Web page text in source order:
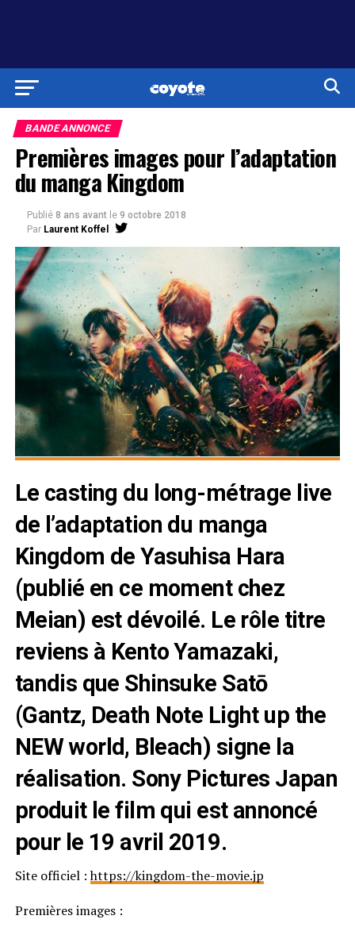
BANDE ANNONCE
Premières images pour l’adaptation
du manga Kingdom
Publié 8 ans avant le 9 octobre 2018
Par Laurent Koffel
Le casting du long-métrage live
de l’adaptation du manga
Kingdom de Yasuhisa Hara
(publié en ce moment chez
Meian) est dévoilé. Le rôle titre
reviens à Kento Yamazaki,
tandis que Shinsuke Satō
(Gantz, Death Note Light up the
NEW world, Bleach) signe la
réalisation. Sony Pictures Japan
produit le film qui est annoncé
pour le 19 avril 2019.
Site officiel :https://kingdom-the-movie.jp
Premières images :